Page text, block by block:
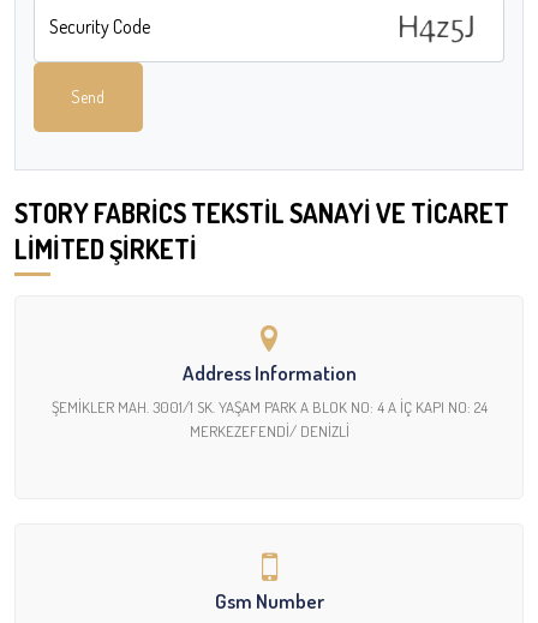
Security Code
Send
STORY FABRİCS TEKSTİL SANAYİ VE TİCARET
LİMİTED ŞİRKETİ
Address Information
ŞEMİKLER MAH. 3001/1 SK. YAŞAM PARK A BLOK NO: 4 A İÇ KAPI NO: 24
MERKEZEFENDİ/ DENİZLİ
Gsm Number